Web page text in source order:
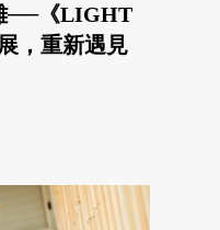
──《LIGHT
，重新遇見